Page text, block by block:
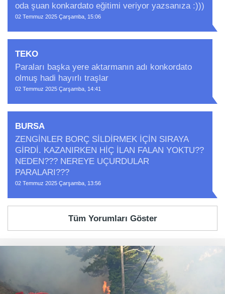
oda şuan konkardato eğitimi veriyor yazsanıza :)))
02 Temmuz 2025 Çarşamba, 15:06
TEKO
Paraları başka yere aktarmanın adı konkordato
olmuş hadi hayırlı traşlar
02 Temmuz 2025 Çarşamba, 14:41
BURSA
ZENGİNLER BORÇ SİLDİRMEK İÇİN SIRAYA
GİRDİ. KAZANIRKEN HİÇ İLAN FALAN YOKTU??
NEDEN??? NEREYE UÇURDULAR
PARALARI???
02 Temmuz 2025 Çarşamba, 13:56
Tüm Yorumları Göster